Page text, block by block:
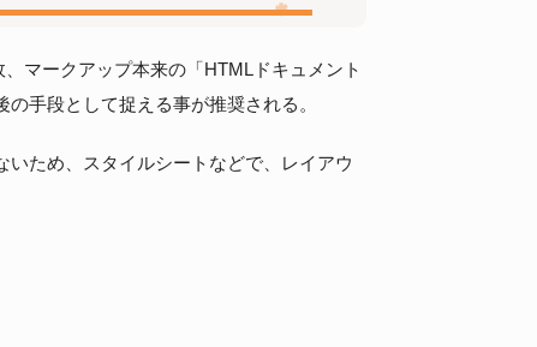
マークアップ本来の「HTMLドキュメント
手段として捉える事が推奨される。
ため、スタイルシートなどで、レイアウ